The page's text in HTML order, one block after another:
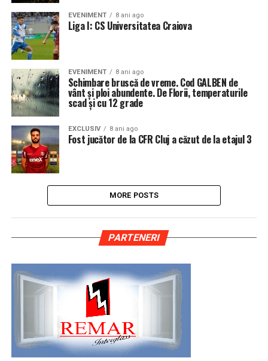
EVENIMENT 8 ani ago
Liga I: CS Universitatea Craiova
EVENIMENT 8 ani ago
Schimbare bruscă de vreme. Cod GALBEN de
vânt şi ploi abundente. De Florii, temperaturile
scad şi cu 12 grade
EXCLUSIV 8 ani ago
Fost jucător de la CFR Cluj a căzut de la etajul 3
MORE POSTS
PARTENERI